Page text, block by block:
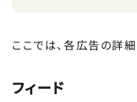
ここでは、各広告の詳細
フィード